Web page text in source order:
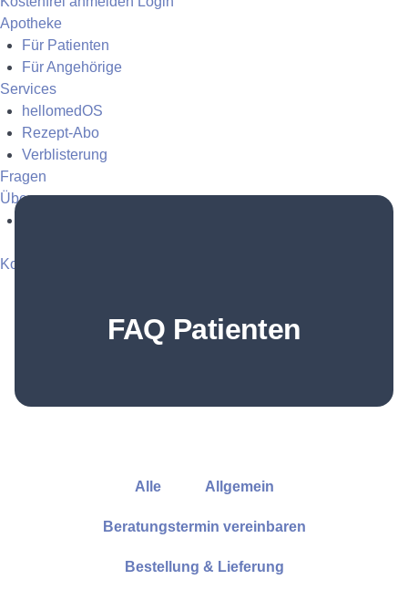
Apotheke
Für Patienten
Für Angehörige
Services
hellomedOS
Rezept-Abo
Verblisterung
Fragen
Über uns
Kostenfrei anmelden
FAQ Patienten
Alle Allgemein
Beratungstermin vereinbaren
Bestellung & Lieferung